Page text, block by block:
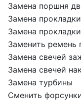
Замена поршня
Замена
Замена
Заменить ремень
Замена свечей
Замена свечей
Замена турбины
Сменить